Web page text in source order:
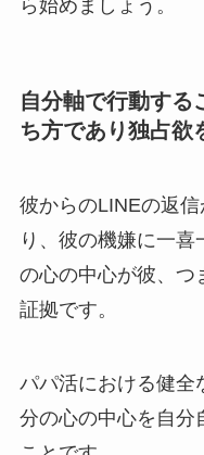
ら始めましょう。
自分軸で行動する
ち方であり独占欲
彼からのLINEの返
り、彼の機嫌に一
の心の中心が彼、つ
証拠です。
パパ活における健全
分の心の中心を自分